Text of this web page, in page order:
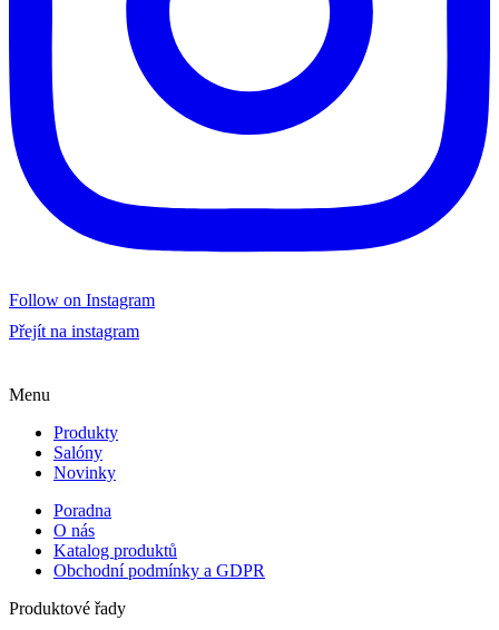
Follow on Instagram
Přejít na instagram
Menu
Produkty
Salóny
Novinky
Poradna
O nás
Katalog produktů
Obchodní podmínky a GDPR
Produktové řady